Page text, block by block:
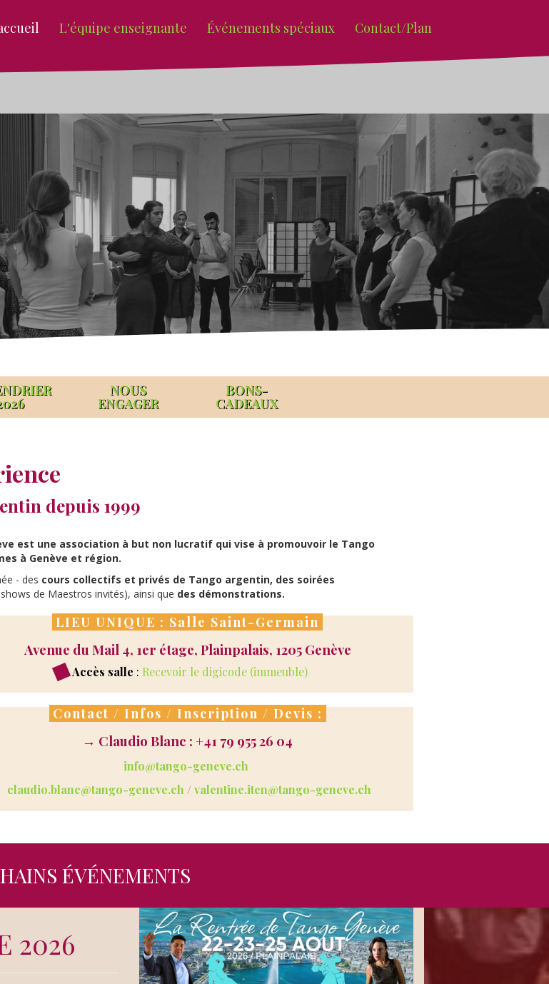
L'équipe enseignante Événements spéciaux Contact/Plan
NOUS
ENGAGER
BONS-
CADEAUX
depuis 1999
est une association à but non lucratif qui vise à promouvoir le Tango
à Genève et région.
- des cours collectifs et privés de Tango argentin, des soirées
de Maestros invités), ainsi que des démonstrations.
LIEU UNIQUE : Salle Saint-Germain
Avenue du Mail 4, 1er étage, Plainpalais, 1205 Genève
Accès salle : Recevoir le digicode (immeuble)
Contact / Infos / Inscription / Devis :
→ Claudio Blanc : +41 79 955 26 04
info@tango-geneve.ch
claudio.blanc@tango-geneve.ch /valentine.iten@tango-geneve.ch
ÉVÉNEMENTS
2026